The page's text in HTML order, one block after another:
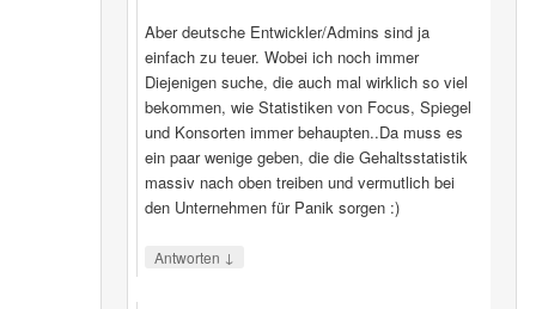
Aber deutsche Entwickler/Admins sind ja
einfach zu teuer. Wobei ich noch immer
Diejenigen suche, die auch mal wirklich so viel
bekommen, wie Statistiken von Focus, Spiegel
und Konsorten immer behaupten..Da muss es
ein paar wenige geben, die die Gehaltsstatistik
massiv nach oben treiben und vermutlich bei
den Unternehmen für Panik sorgen :)
Antworten ↓